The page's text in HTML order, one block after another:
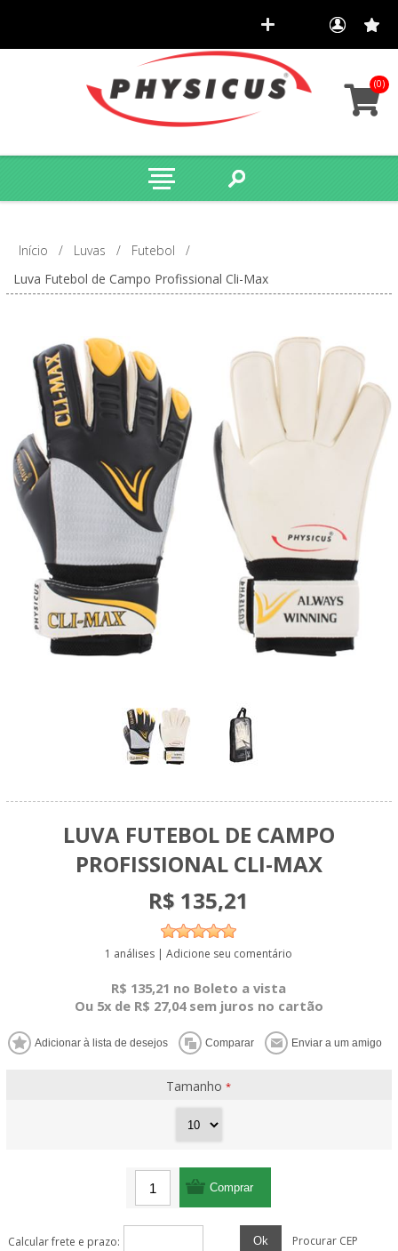
(0)
Início / Luvas / Futebol
/
Luva Futebol de Campo Profissional Cli-Max
LUVA FUTEBOL DE CAMPO
PROFISSIONAL CLI-MAX
R$ 135,21
1 análises | Adicione seu comentário
R$ 135,21 no Boleto a vista
Ou 5x de R$ 27,04 sem juros no cartão
Tamanho*
Calcular frete e prazo: Ok Procurar CEP